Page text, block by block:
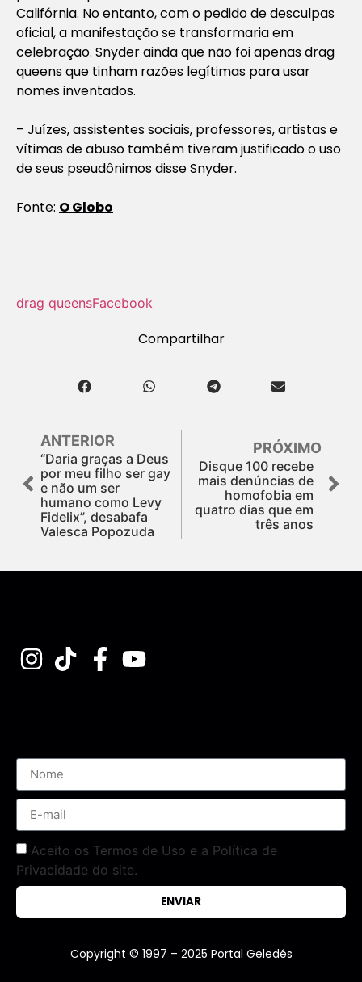
Califórnia. No entanto, com o pedido de desculpas
oficial, a manifestação se transformaria em
celebração. Snyder ainda que não foi apenas drag
queens que tinham razões legítimas para usar
nomes inventados.
– Juízes, assistentes sociais, professores, artistas e
vítimas de abuso também tiveram justificado o uso
de seus pseudônimos disse Snyder.
Fonte: O Globo
drag queensFacebook
Compartilhar
ANTERIOR
“Daria graças a Deus
por meu filho ser gay
e não um ser
humano como Levy
Fidelix”, desabafa
Valesca Popozuda
PRÓXIMO
Disque 100 recebe
mais denúncias de
homofobia em
quatro dias que em
três anos
Aceito os Termos de Uso e a Política de
Privacidade do site.
ENVIAR
Copyright © 1997 – 2025 Portal Geledés